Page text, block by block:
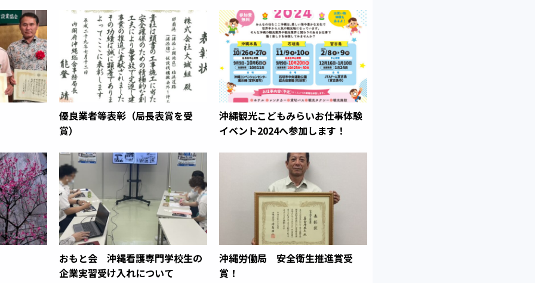
優良業者等表彰（局長表賞を受
賞）
沖縄観光こどもみらいお仕事体験
イベント2024へ参加します！
おもと会 沖縄看護専門学校生の
企業実習受け入れについて
沖縄労働局 安全衛生推進賞受
賞！